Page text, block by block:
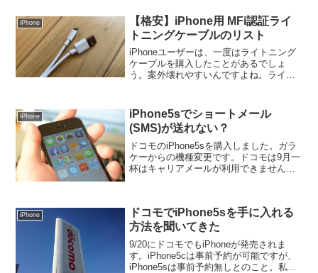
iPhone
【格安】iPhone用 MFi認証ライ
トニングケーブルのリスト
iPhoneユーザーは、一度はライトニング
ケーブルを購入したことがあるでしょ
う。案外壊れやすいんですよね。ライト
って互換性が保障)された、サードパーテ
ィー製のライト...
iPhone
iPhone5sでショートメール
(SMS)が送れない？
ドコモのiPhone5sを購入しました。ガラ
ケーからの機種変更です。ドコモは9月一
杯はキャリアメールが利用できません。
て送れるよ...
iPhone
ドコモでiPhone5sを手に入れる
方法を聞いてきた
9/20にドコモでもiPhoneが発売されま
す。iPhone5cは事前予約が可能ですが、
iPhone5sは事前予約無しとのこと。私が